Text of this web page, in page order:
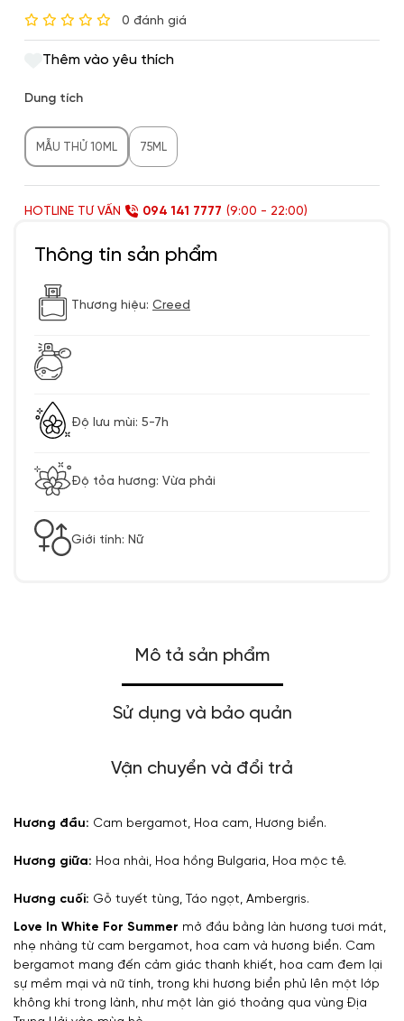
0 đánh giá
Thêm vào yêu thích
Dung tích
MẪU THỬ 10ML 75ML
HOTLINE TƯ VẤN 094 141 7777 (9:00 - 22:00)
Thông tin sản phẩm
Thương hiệu: Creed
Độ lưu mùi: 5-7h
Độ tỏa hương: Vừa phải
Giới tính: Nữ
Mô tả sản phẩm
Sử dụng và bảo quản
Vận chuyển và đổi trả
Hương đầu: Cam bergamot, Hoa cam, Hương biển.
Hương giữa: Hoa nhài, Hoa hồng Bulgaria, Hoa mộc tê.
Hương cuối: Gỗ tuyết tùng, Táo ngọt, Ambergris.
Love In White For Summer mở đầu bằng làn hương tươi mát,
nhẹ nhàng từ cam bergamot, hoa cam và hương biển. Cam
bergamot mang đến cảm giác thanh khiết, hoa cam đem lại
sự mềm mại và nữ tính, trong khi hương biển phủ lên một lớp
không khí trong lành, như một làn gió thoảng qua vùng Địa